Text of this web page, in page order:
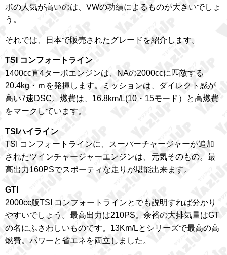
ボの人気が高いのは、VWの功績によるものが大きいでしょ
う。
それでは、日本で販売されたグレードを紹介します。
TSI コンフォートライン
1400cc直4ターボエンジンは、NAの2000ccに匹敵する
20.4kg・ｍを発揮します。ミッションは、ダイレクト感が
高い7速DSC。燃費は、16.8km/L(10・15モード）と高燃費
をマークしています。
TSIハイライン
TSI コンフォートラインに、スーパーチャージャーが追加
されたツインチャージャーエンジンは、元気そのもの。最
高出力160PSでスポーティな走りが堪能出来ます。
GTI
2000cc版TSI コンフォートラインとでも説明すれば分かり
やすいでしょう。最高出力は210PS。余裕の大排気量はGT
の名にふさわしいものです。13Km/Lとシリーズで最高の高
燃費。パワーと省エネを両立しました。